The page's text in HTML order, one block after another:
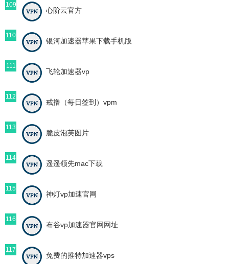
109
心阶云官方
110
银河加速器苹果下载手机版
111
飞轮加速器vp
112
戒撸（每日签到）vpm
113
脆皮泡芙图片
114
遥遥领先mac下载
115
神灯vp加速官网
116
布谷vp加速器官网网址
117
免费的推特加速器vps